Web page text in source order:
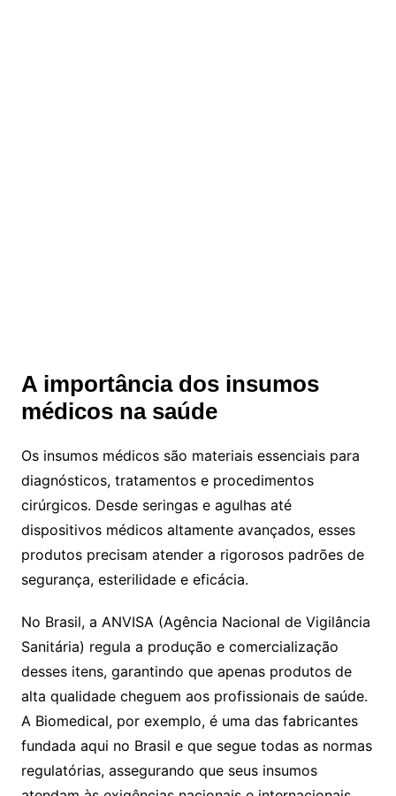
A importância dos insumos
médicos na saúde
Os insumos médicos são materiais essenciais para
diagnósticos, tratamentos e procedimentos
cirúrgicos. Desde seringas e agulhas até
dispositivos médicos altamente avançados, esses
produtos precisam atender a rigorosos padrões de
segurança, esterilidade e eficácia.
No Brasil, a ANVISA (Agência Nacional de Vigilância
Sanitária) regula a produção e comercialização
desses itens, garantindo que apenas produtos de
alta qualidade cheguem aos profissionais de saúde.
A Biomedical, por exemplo, é uma das fabricantes
fundada aqui no Brasil e que segue todas as normas
regulatórias, assegurando que seus insumos